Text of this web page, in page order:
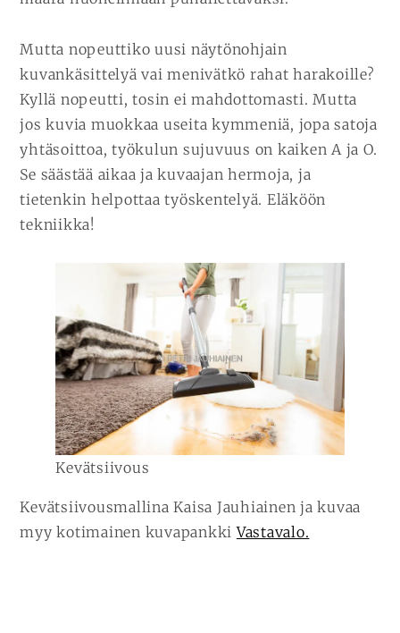
Mutta nopeuttiko uusi näytönohjain
kuvankäsittelyä vai menivätkö rahat harakoille?
Kyllä nopeutti, tosin ei mahdottomasti. Mutta
jos kuvia muokkaa useita kymmeniä, jopa satoja
yhtäsoittoa, työkulun sujuvuus on kaiken A ja O.
Se säästää aikaa ja kuvaajan hermoja, ja
tietenkin helpottaa työskentelyä. Eläköön
tekniikka!
Kevätsiivous
Kevätsiivousmallina Kaisa Jauhiainen ja kuvaa
myy kotimainen kuvapankkiVastavalo.